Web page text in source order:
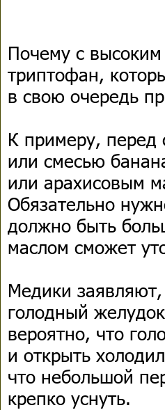
Почему с
триптофан,
в свою очередь
К примеру, перед
или смесью
или арахисовым
Обязательно
должно быть
маслом сможет
Медики заявляют,
голодный
вероятно, что
и открыть
что небольшой
крепко уснуть.